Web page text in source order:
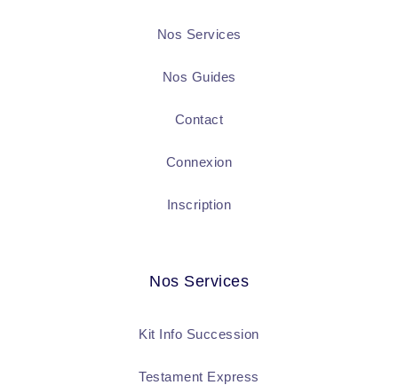
Nos Services
Nos Guides
Contact
Connexion
Inscription
Nos Services
Kit Info Succession
Testament Express